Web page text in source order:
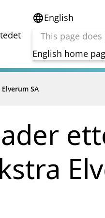
languageEnglish
This page
English home
Folkefinansiering
Alle tema
SA